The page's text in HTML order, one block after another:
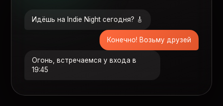
Идёшь на Indie Night сегодня? 🎸
Конечно! Возьму друзей
Огонь, встречаемся у входа в
19:45